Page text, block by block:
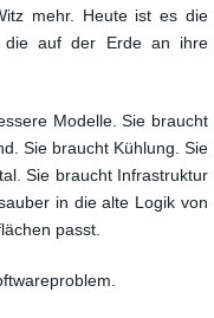
mehr. Heute ist es die
die auf der Erde an ihre
Modelle. Sie braucht
Sie braucht Kühlung. Sie
Sie braucht Infrastruktur
in die alte Logik von
passt.